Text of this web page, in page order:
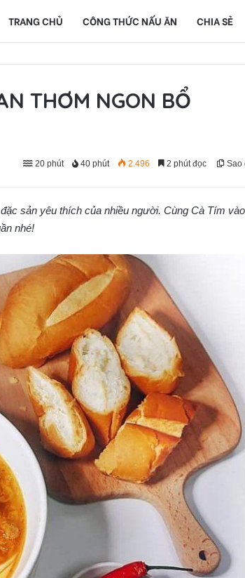
TRANG CHỦ CÔNG THỨC NẤU ĂN CHIA SẺ
THƠM NGON BỔ
20 phút 40 phút 2.496 2 phút đọc Sao
sản yêu thích của nhiều người. Cùng Cà Tím vào
nhé!